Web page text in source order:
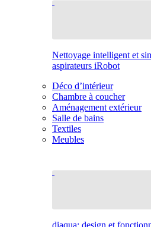
Nettoyage intelligent et
aspirateurs iRobot
Déco d’intérieur
Chambre à coucher
Aménagement extérieur
Salle de bains
Textiles
Meubles
diaqua: design et